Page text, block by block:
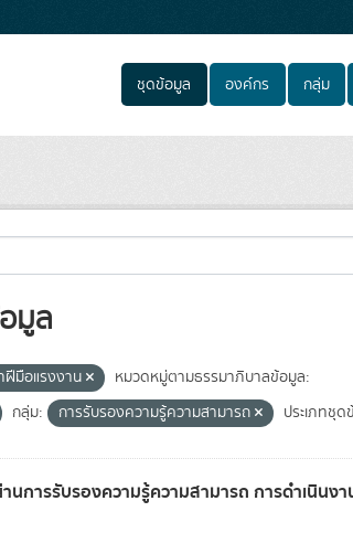
ชุดข้อมูล องค์กร กลุ่ม
มูล
มือแรงงาน
หมวดหมู่ตามธรรมาภิบาลข้อมูล:
กลุ่ม: การรับรองความรู้ความสามารถ ประเภทชุ
นการรับรองความรู้ความสามารถ การดำเนินง